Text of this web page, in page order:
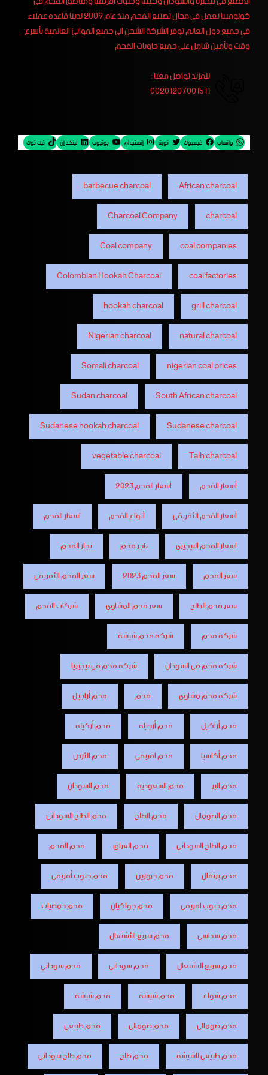
كولومبيا نعمل في مجال تصنيع الفحم منذ عام 2009 لدينا قاعده عملاء
في جميع دول العالم توفر الشركة الشحن الى جميع الموانئ العالمية بأسرع
وقت وتأمين شامل على جميع حاويات الفحم
للمزيد تواصل معنا :
00201207001511
واتساب فيسبوك تويتر إنستجرام يوتيوب لينكد إن تيك توك
African charcoal
barbecue charcoal
charcoal
Charcoal Company
coal companies
Coal company
coal factories
Colombian Hookah Charcoal
grill charcoal
hookah charcoal
natural charcoal
Nigerian charcoal
nigerian coal prices
Somali charcoal
South African charcoal
Sudan charcoal
Sudanese charcoal
Sudanese hookah charcoal
Talh charcoal
vegetable charcoal
أسعار الفحم
أسعار الفحم 2023
أسعار الفحم الأفريقي
أنواع الفحم
اسعار الفحم
اسعار الفحم النيجيري
تاجر فحم
تجار الفحم
سعر الفحم
سعر الفحم 2023
سعر الفحم الأفريقي
سعر فحم الطلح
سعر فحم المشاوي
شركات الفحم
شركة فحم
شركة فحم شيشة
شركة فحم في السودان
شركة فحم في نيجيريا
شركة فحم مشاوي
فحم
فحم أراجيل
فحم أراكيل
فحم أرجيلة
فحم أركيلة
فحم أكاسيا
فحم افريقي
فحم الأردن
فحم البر
فحم السعودية
فحم السودان
فحم الصومال
فحم الطلح
فحم الطلح السودانى
فحم الطلح السوداني
فحم العراق
فحم الفحم
فحم برتقال
فحم جزورين
فحم جنوب أفريقي
فحم جنوب افريقي
فحم جواكيان
فحم حمضيات
فحم سداسي
فحم سريع الأشتعال
فحم سريع الاشتعال
فحم سودانى
فحم سوداني
فحم شواء
فحم شيشة
فحم شيشه
فحم صومالى
فحم صومالي
فحم طبيعي
فحم طبيعي للشيشة
فحم طلح
فحم طلح سودانى